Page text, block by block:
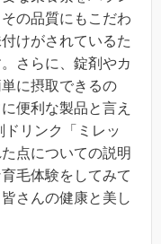
の品質にもこだわ
けがされているた
さらに、錠剤やカ
に摂取できるの
便利な製品と言え
リンク「ミレッ
点についての説明
毛体験をしてみて
さんの健康と美し